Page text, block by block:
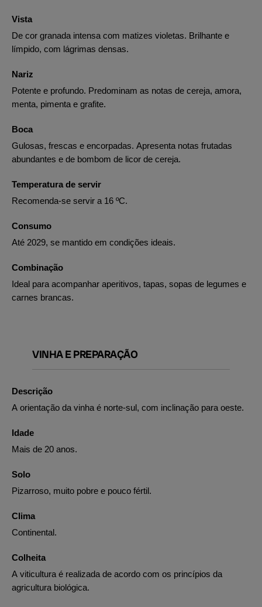
Vista
De cor granada intensa com matizes violetas. Brilhante e
límpido, com lágrimas densas.
Nariz
Potente e profundo. Predominam as notas de cereja, amora,
menta, pimenta e grafite.
Boca
Gulosas, frescas e encorpadas. Apresenta notas frutadas
abundantes e de bombom de licor de cereja.
Temperatura de servir
Recomenda-se servir a 16 ºC.
Consumo
Até 2029, se mantido em condições ideais.
Combinação
Ideal para acompanhar aperitivos, tapas, sopas de legumes e
carnes brancas.
VINHA E PREPARAÇÃO
Descrição
A orientação da vinha é norte-sul, com inclinação para oeste.
Idade
Mais de 20 anos.
Solo
Pizarroso, muito pobre e pouco fértil.
Clima
Continental.
Colheita
A viticultura é realizada de acordo com os princípios da
agricultura biológica.